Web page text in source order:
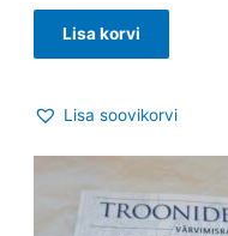
Lisa korvi
Lisa soovikorvi